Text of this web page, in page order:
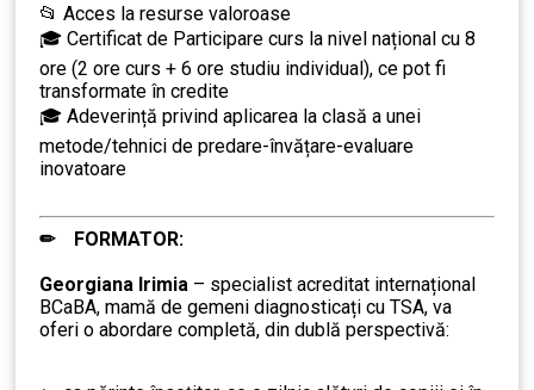
📂 Acces la resurse valoroase
🎓 Certificat de Participare curs la nivel național cu 8
ore (2 ore curs + 6 ore studiu individual), ce pot fi
transformate în credite
🎓 Adeverință privind aplicarea la clasă a unei
metode/tehnici de predare-învățare-evaluare
inovatoare
✏ FORMATOR:
Georgiana Irimia – specialist acreditat internațional
BCaBA, mamă de gemeni diagnosticați cu TSA, va
oferi o abordare completă, din dublă perspectivă: